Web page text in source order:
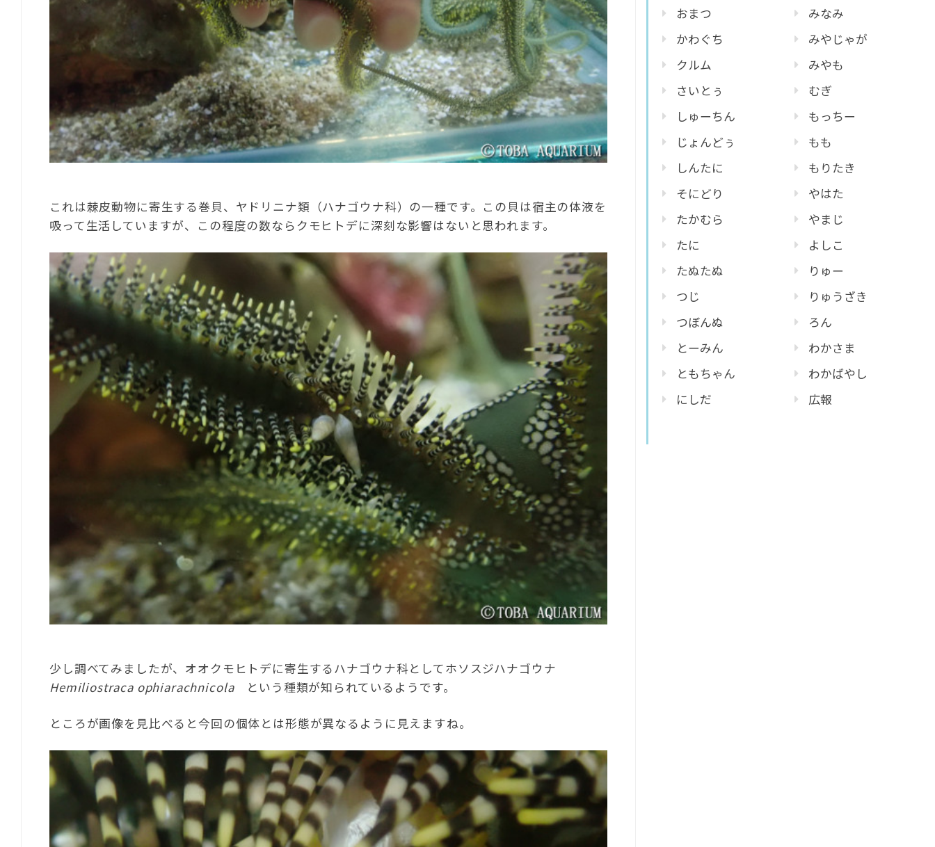
これは棘皮動物に寄生する巻貝、ヤドリニナ類（ハナゴウナ科）の一種です。この貝は宿主の体液を
吸って生活していますが、この程度の数ならクモヒトデに深刻な影響はないと思われます。
少し調べてみましたが、オオクモヒトデに寄生するハナゴウナ科としてホソスジハナゴウナ
Hemiliostracaophiarachnicola という種類が知られているようです。
ところが画像を見比べると今回の個体とは形態が異なるように見えますね。
おまつ
かわぐち
クルム
さいとぅ
しゅーちん
じょんどぅ
しんたに
そにどり
たかむら
たに
たぬたぬ
つじ
つぼんぬ
とーみん
ともちゃん
にしだ
みなみ
みやじゃが
みやも
むぎ
もっちー
もも
もりたき
やはた
やまじ
よしこ
りゅー
りゅうざき
ろん
わかさま
わかばやし
広報